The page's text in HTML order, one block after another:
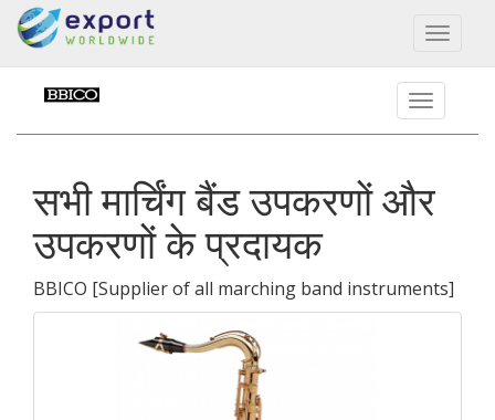
Toggle
सभी मार्चिंग बैंड उपकरणों और
उपकरणों के प्रदायक
BBICO [Supplier of all marching band instruments]